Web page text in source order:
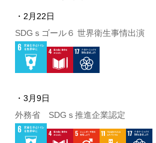
・2月22日
SDGｓゴール６ 世界衛生事情出演
・3月9日
外務省 SDGｓ推進企業認定